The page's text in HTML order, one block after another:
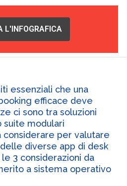
L'INFOGRAFICA
essenziali che una
efficace deve
ci sono tra soluzioni
modulari
considerare per valutare
diverse app di desk
3 considerazioni da
a sistema operativo